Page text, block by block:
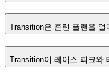
Transition은 훈련 플랜을
Transition이 레이스 피크와